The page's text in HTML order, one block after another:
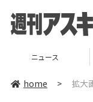
ニュース
home > 拡大